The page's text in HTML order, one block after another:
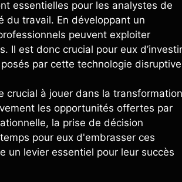
essentielles pour les analystes de
du travail. En développant un
peuvent exploiter
Il est donc crucial pour eux d’investir
par cette technologie
crucial à jouer dans la transformation
les opportunités offertes par
la prise de décision
pour eux d'embrasser ces
un levier essentiel pour leur succès